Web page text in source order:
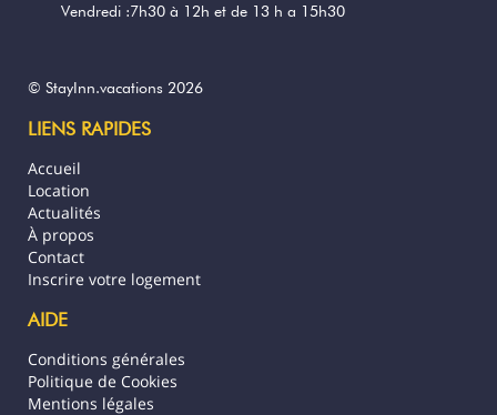
marché de Papeete, tous les commerces et
Le Condo Miki est un excellent studio avec
un emplacement parfait pour découvrir
Papeete à pieds ou pour vos séjours
professionnels, mais aussi comme point de
départ en voiture pour découvrir la
LES PLUS :
L'accès est sécurisé et peut se faire en
arrivée en autonomie à toute heure (boite à
Vendredi :7h30 à 12h et de 13 h a 15h30
© StayInn.vacations 2026
LIENS RAPIDES
Accueil
Location
Actualités
À propos
Contact
Inscrire votre logement
AIDE
Conditions générales
Politique de Cookies
Mentions légales